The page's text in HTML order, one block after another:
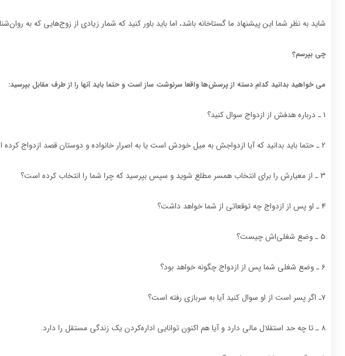
شاید به نظر شما این پیشنهاد ما گستاخانه باشد، اما باید باور کنید که شمار زیادی از زوج‌هایی که به
چی بپرسم‌؟
می خواهید بدانید کدام دسته از پرسش‌ها واقعا سرنوشت ساز است و حتما باید آنها را از طرف مقابل بپرسید:
1 ـ درباره هدفش از ازدواج سوال کنید‌؟
2 ـ حتما باید بدانید که آیا ازدواجش به میل خودش است یا به اصرار خانواده و دوستان قصد ازدواج کرده است؟
3 ـ از معیارش را برای انتخاب همسر مطلع شوید و سپس بپرسید که چرا شما را انتخاب کرده است‌؟
4 ـ او پس از ازدواج چه توقعاتی از شما خواهد داشت‌؟
5 ـ وضع شغلی‌اش چیست؟
6 ـ وضع شغلی شما پس از ازدواج چگونه خواهد بود؟
7ـ اگر پسر است از او سوال کنید آیا به سربازی رفته است‌؟
8 ـ تا چه حد استقلال مالی دارد و آیا هم اکنون توانایی اداره‌کردن یک زندگی مستقل را دارد.